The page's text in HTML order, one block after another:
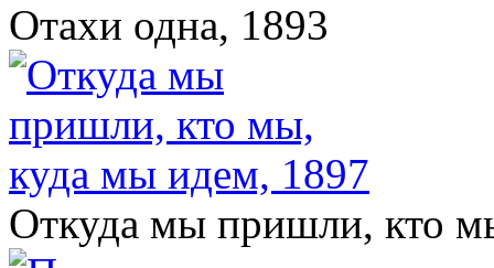
Отахи одна, 1893
Откуда мы пришли, кто